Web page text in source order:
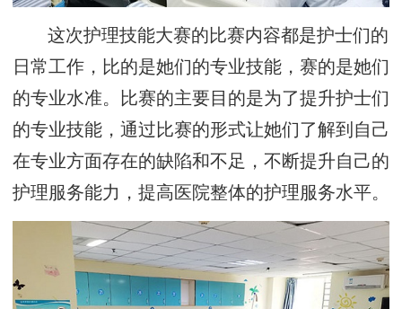
这次护理技能大赛的比赛内容都是护士们的
日常工作，比的是她们的专业技能，赛的是她们
的专业水准。比赛的主要目的是为了提升护士们
的专业技能，通过比赛的形式让她们了解到自己
在专业方面存在的缺陷和不足，不断提升自己的
护理服务能力，提高医院整体的护理服务水平。